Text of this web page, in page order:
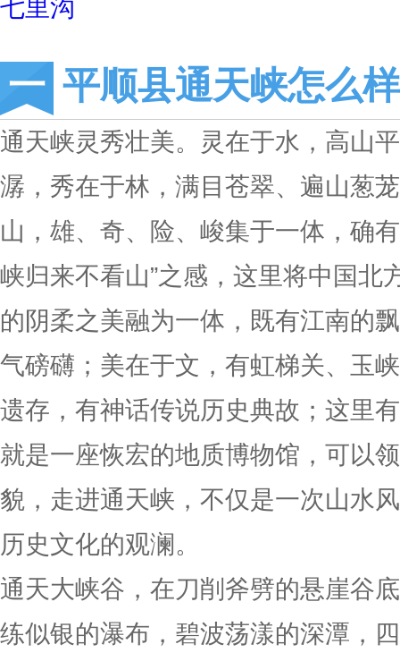
七里沟
平顺县通天峡怎么样
通天峡灵秀壮美。灵在于水，高山
潺，秀在于林，满目苍翠、遍山葱
山，雄、奇、险、峻集于一体，确
峡归来不看山”之感，这里将中国北
的阴柔之美融为一体，既有江南的
气磅礴；美在于文，有虹梯关、玉
遗存，有神话传说历史典故；这里
就是一座恢宏的地质博物馆，可以
貌，走进通天峡，不仅是一次山水
历史文化的观澜。
通天大峡谷，在刀削斧劈的悬崖谷
练似银的瀑布，碧波荡漾的深潭，